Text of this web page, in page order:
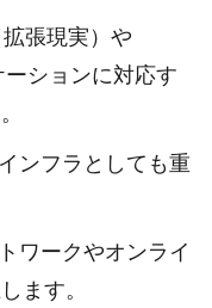
張現実）や
ションに対応す
ンフラとしても重
ワークやオンライ
ます。